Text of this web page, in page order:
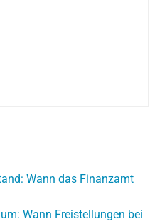
Wann das Finanzamt
Wann Freistellungen bei